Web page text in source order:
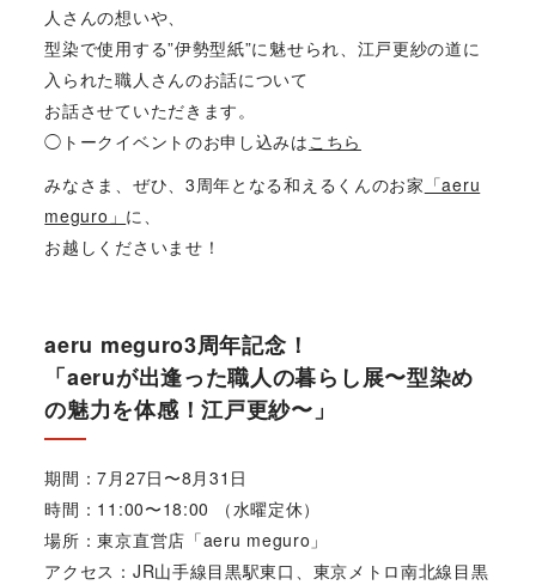
人さんの想いや、
型染で使用する”伊勢型紙”に魅せられ、江戸更紗の道に
入られた職人さんのお話について
お話させていただきます。
◯トークイベントのお申し込みはこちら
みなさま、ぜひ、3周年となる和えるくんのお家 「aeru
meguro」 に、
お越しくださいませ！
aeru meguro3周年記念！
「aeruが出逢った職人の暮らし展〜型染め
の魅力を体感！江戸更紗〜」
期間：7月27日〜8月31日
時間：11:00〜18:00 （水曜定休）
場所：東京直営店「aeru meguro」
アクセス：JR山手線目黒駅東口、東京メトロ南北線目黒